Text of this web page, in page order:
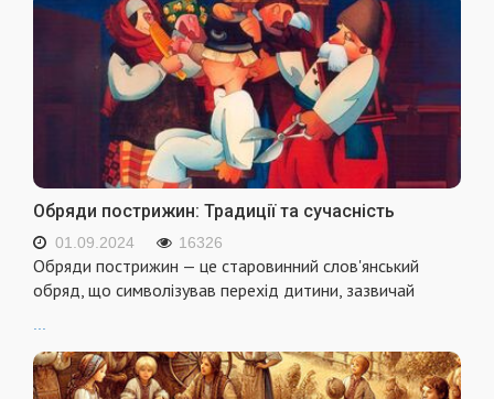
Обряди пострижин: Традиції та сучасність
01.09.2024 16326
Обряди пострижин — це старовинний слов'янський
обряд, що символізував перехід дитини, зазвичай
...